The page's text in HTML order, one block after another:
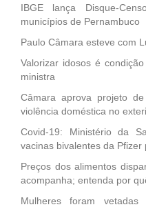
IBGE lança Disque-
municípios de Pernambuco
Paulo Câmara esteve com
Valorizar idosos é
ministra
Câmara aprova projeto
violência doméstica no
Covid-19: Ministério da
vacinas bivalentes da
Preços dos alimentos
acompanha; entenda por
Mulheres foram